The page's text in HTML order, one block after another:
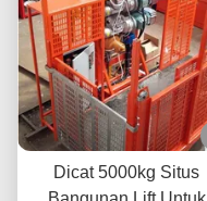
Dicat 5000kg Situs